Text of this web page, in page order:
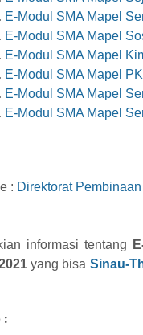
E-Modul SMA Mapel
E-Modul SMA Mapel
E-Modul SMA Mapel
E-Modul SMA Mapel
E-Modul SMA Mapel
E-Modul SMA Mapel
: Direktorat
informasi tentang
yang bisa Sinau-
: